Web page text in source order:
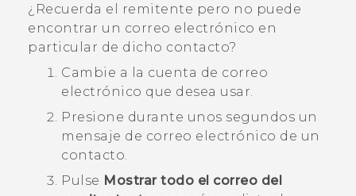
¿Recuerda el remitente pero no puede
encontrar un correo electrónico en
particular de dicho contacto?
Cambie a la cuenta de correo
electrónico que desea usar.
Presione durante unos segundos un
mensaje de correo electrónico de un
contacto.
Pulse Mostrar todo el correo del